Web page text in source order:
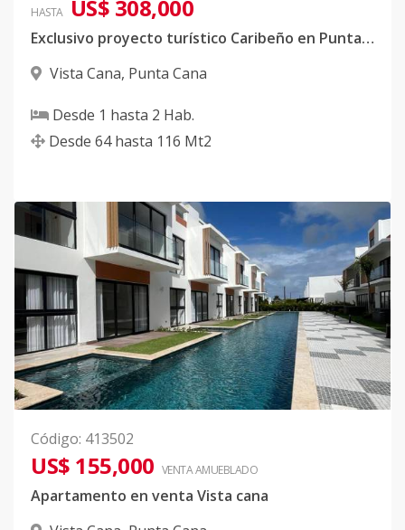
HASTA US$ 308,000
Exclusivo proyecto turístico Caribeño en Punta Cana
Vista Cana, Punta Cana
Desde 1 hasta 2 Hab.
Desde 64 hasta 116 Mt2
Código: 413502
US$ 155,000 VENTA AMUEBLADO
Apartamento en venta Vista cana